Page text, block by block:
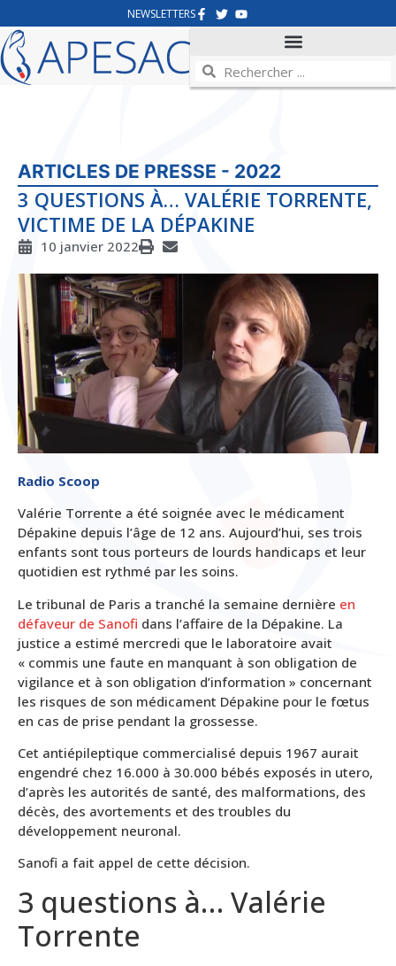
NEWSLETTERS
ARTICLES DE PRESSE - 2022
3 QUESTIONS À… VALÉRIE TORRENTE,
VICTIME DE LA DÉPAKINE
10 janvier 2022
Radio Scoop
Valérie Torrente a été soignée avec le médicament
Dépakine depuis l’âge de 12 ans. Aujourd’hui, ses trois
enfants sont tous porteurs de lourds handicaps et leur
quotidien est rythmé par les soins.
Le tribunal de Paris a tranché la semaine dernière en
défaveur de Sanofi dans l’affaire de la Dépakine. La
justice a estimé mercredi que le laboratoire avait
« commis une faute en manquant à son obligation de
vigilance et à son obligation d’information » concernant
les risques de son médicament Dépakine pour le fœtus
en cas de prise pendant la grossesse.
Cet antiépileptique commercialisé depuis 1967 aurait
engendré chez 16.000 à 30.000 bébés exposés in utero,
d’après les autorités de santé, des malformations, des
décès, des avortements et des troubles du
développement neuronal.
Sanofi a fait appel de cette décision.
3 questions à… Valérie
Torrente